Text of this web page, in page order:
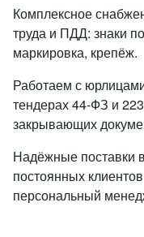
Комплексное
труда и ПДД: знаки
маркировка, крепёж.
Работаем с
тендерах 44-ФЗ и
закрывающих
Надёжные поставки
постоянных
персональный